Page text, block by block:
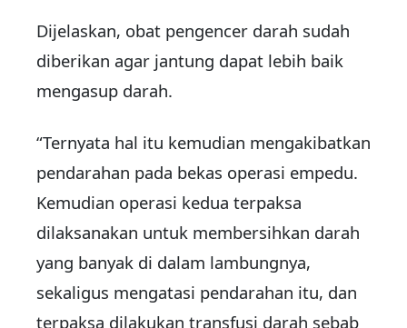
Dijelaskan, obat pengencer darah sudah
diberikan agar jantung dapat lebih baik
mengasup darah.
“Ternyata hal itu kemudian mengakibatkan
pendarahan pada bekas operasi empedu.
Kemudian operasi kedua terpaksa
dilaksanakan untuk membersihkan darah
yang banyak di dalam lambungnya,
sekaligus mengatasi pendarahan itu, dan
terpaksa dilakukan transfusi darah sebab